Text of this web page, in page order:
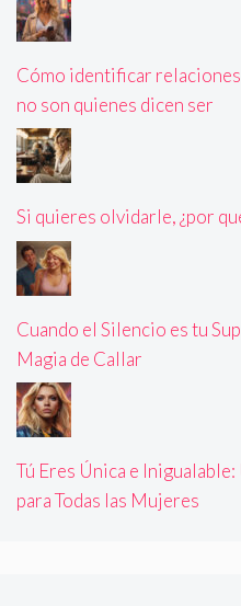
Cómo identificar
no son quienes dicen ser
Si quieres olvidarle, ¿por
Cuando el Silencio es tu
Magia de Callar
Tú Eres Única e
para Todas las Mujeres